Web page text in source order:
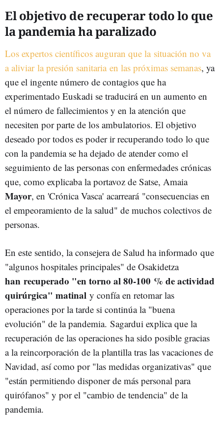
El objetivo de recuperar todo lo que
la pandemia ha paralizado
Los expertos científicos auguran que la situación no va
a aliviar la presión sanitaria en las próximas semanas, ya
que el ingente número de contagios que ha
experimentado Euskadi se traducirá en un aumento en
el número de fallecimientos y en la atención que
necesiten por parte de los ambulatorios. El objetivo
deseado por todos es poder ir recuperando todo lo que
con la pandemia se ha dejado de atender como el
seguimiento de las personas con enfermedades crónicas
que, como explicaba la portavoz de Satse, Amaia
Mayor, en 'Crónica Vasca' acarreará "consecuencias en
el empeoramiento de la salud" de muchos colectivos de
personas.
En este sentido, la consejera de Salud ha informado que
"algunos hospitales principales" de Osakidetza
han recuperado "en torno al 80-100 % de actividad
quirúrgica" matinal y confía en retomar las
operaciones por la tarde si continúa la "buena
evolución" de la pandemia. Sagardui explica que la
recuperación de las operaciones ha sido posible gracias
a la reincorporación de la plantilla tras las vacaciones de
Navidad, así como por "las medidas organizativas" que
"están permitiendo disponer de más personal para
quirófanos" y por el "cambio de tendencia" de la
pandemia.